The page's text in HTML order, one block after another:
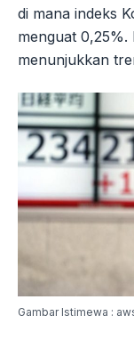
di mana indeks
menguat 0,25%.
menunjukkan
Gambar Istimewa :